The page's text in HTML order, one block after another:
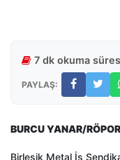
7 dk okuma
PAYLAŞ:
BURCU YANAR/
Birleşik Metal İş